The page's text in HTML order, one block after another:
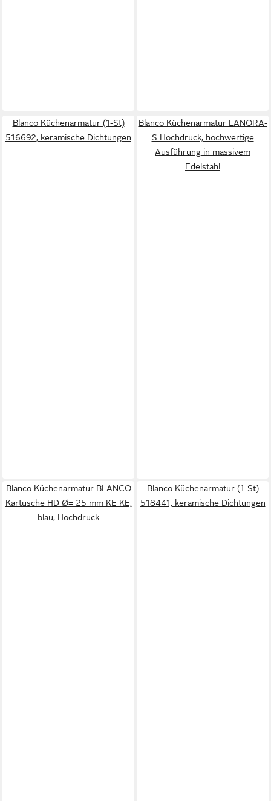
Blanco Küchenarmatur (1-St)
516692, keramische Dichtungen
Blanco Küchenarmatur LANORA-
S Hochdruck, hochwertige
Ausführung in massivem
Edelstahl
Blanco Küchenarmatur BLANCO
Kartusche HD Ø= 25 mm KE KE,
blau, Hochdruck
Blanco Küchenarmatur (1-St)
518441, keramische Dichtungen